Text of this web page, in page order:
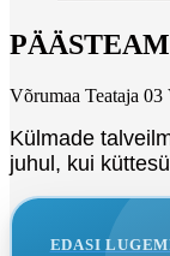
Võrumaa Teataja 03
Külmade
juhul, kui
EDASI